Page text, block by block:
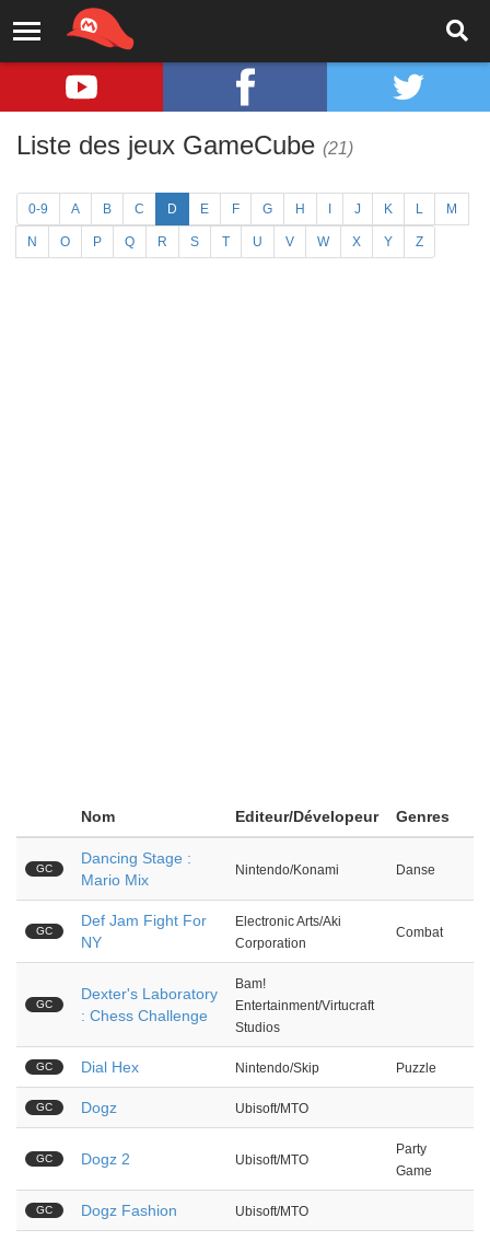
Liste des jeux GameCube (21)
0-9 A B C D E F G H J K L M
N O P Q R S T U V W X Y Z
Nom Editeur/Dévelopeur Genres
GC
Dancing Stage :
Mario Mix
Nintendo/Konami Danse
GC
Def Jam Fight For
NY
Electronic Arts/Aki
Corporation
Combat
GC
Dexter's Laboratory
: Chess Challenge
Bam!
Entertainment/Virtucraft
Studios
GC Dial Hex Nintendo/Skip Puzzle
GC Dogz Ubisoft/MTO
GC Dogz 2 Ubisoft/MTO
Party
Game
GC Dogz Fashion Ubisoft/MTO